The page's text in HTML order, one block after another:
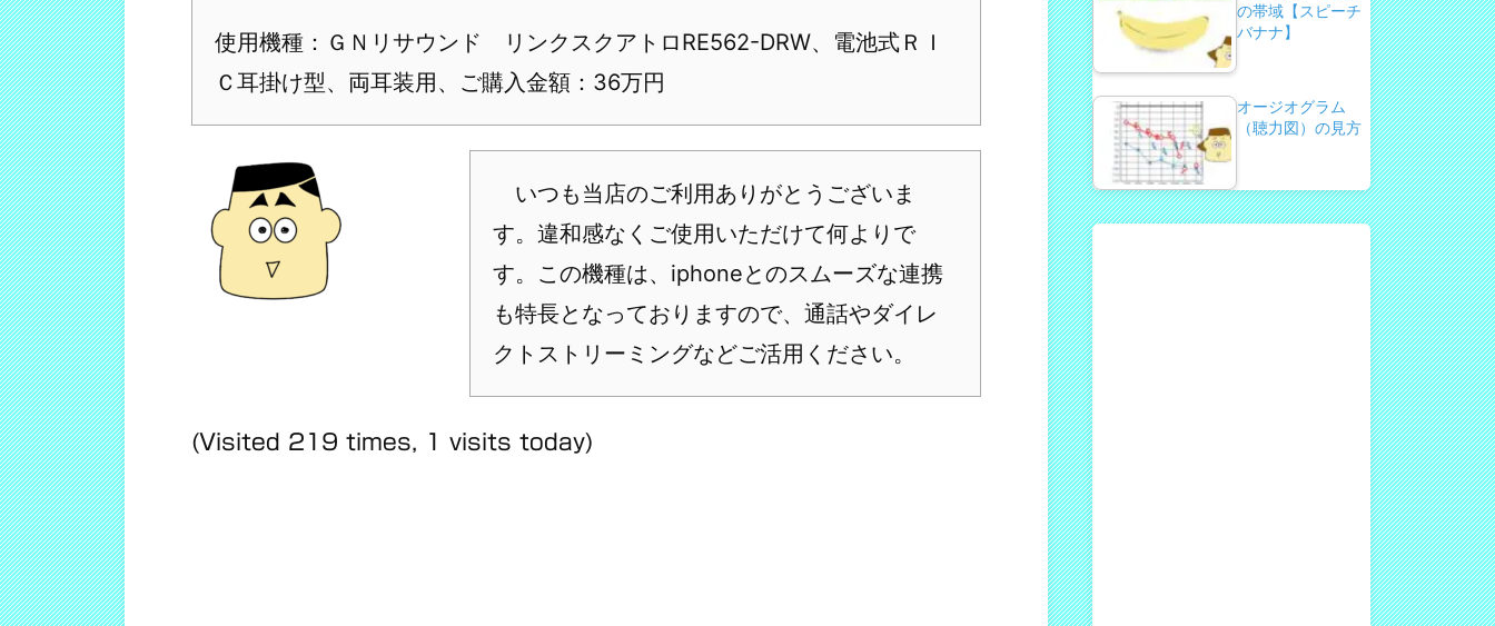
使用機種：ＧＮリサウンド リンクスクアトロRE562-DRW、電池式ＲＩ
Ｃ耳掛け型、両耳装用、ご購入金額：36万円
いつも当店のご利用ありがとうございま
す。違和感なくご使用いただけて何よりで
す。この機種は、iphoneとのスムーズな連携
も特長となっておりますので、通話やダイレ
クトストリーミングなどご活用ください。
(Visited 219 times, 1 visits today)
の帯域【スピーチ
バナナ】
オージオグラム
（聴力図）の見方